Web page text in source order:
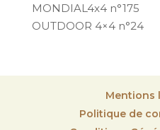
MONDIAL4x4 n°175
OUTDOOR 4×4 n°24
Mentions
Politique de